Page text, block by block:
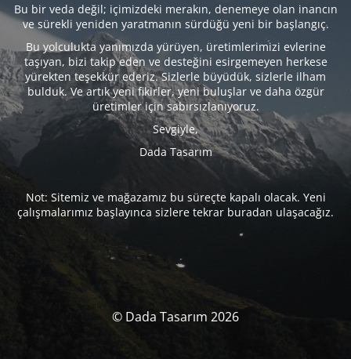
Bu bir veda değil; içimizdeki merakın, denemeye olan inancın
ve sürekli yeniden yaratmanın sürdüğü yeni bir başlangıç.
Bu yolculukta yanımızda yürüyen, üretimlerimizi evlerine
taşıyan, bizi takip eden ve desteğini esirgemeyen herkese
yürekten teşekkür ederiz. Sizlerle büyüdük, sizlerle ilham
bulduk. Ve artık yeni fikirler, yeni buluşlar ve daha özgür
üretimler için sabırsızlanıyoruz.
Sevgiyle,
Dada Tasarım
Not: Sitemiz ve mağazamız bu süreçte kapalı olacak. Yeni
çalışmalarımız başlayınca sizlere tekrar buradan ulaşacağız.
© Dada Tasarım 2026